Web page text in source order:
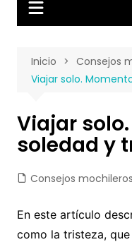
Inicio
Consejos
Viajar solo.
Viajar
soledad y
Consejos mochileros
En este artículo
como la tristeza,